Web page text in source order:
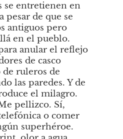
se entretienen en
pesar de que se
antiguos pero
en el pueblo.
anular el reflejo
de casco
ruleros de
las paredes. Y de
el milagro.
pellizco. Sí,
o comer
superhéroe.